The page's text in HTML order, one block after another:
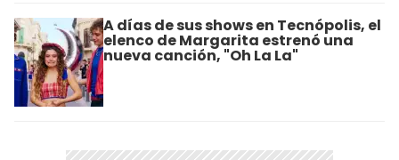
A días de sus shows en Tecnópolis, el
elenco de Margarita estrenó una
nueva canción, "Oh La La"